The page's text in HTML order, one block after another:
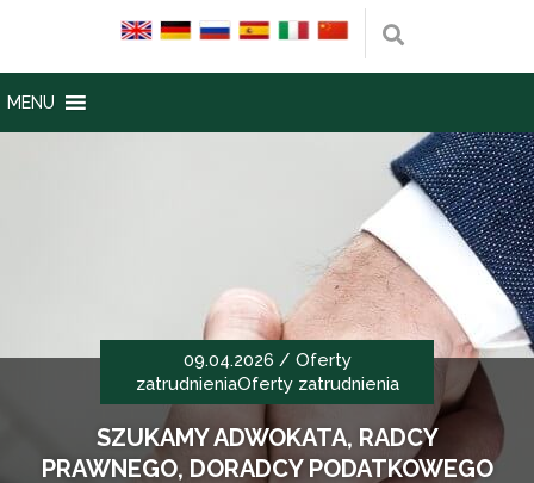
Wyszukaj
MENU
09.04.2026 / Oferty
zatrudnieniaOferty zatrudnienia
SZUKAMY ADWOKATA, RADCY
PRAWNEGO, DORADCY PODATKOWEGO